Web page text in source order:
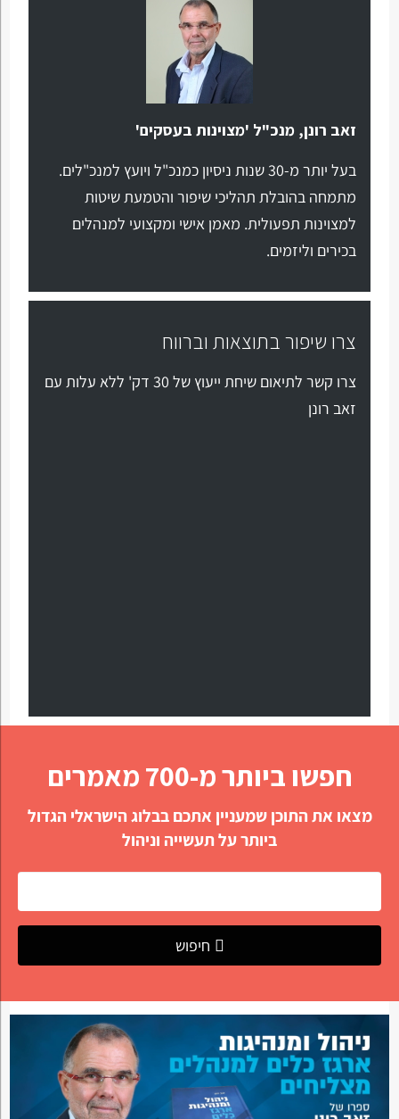
זאב רונן, מנכ"ל 'מצוינות בעסקים'
בעל יותר מ-30 שנות ניסיון כמנכ"ל ויועץ למנכ"לים.
מתמחה בהובלת תהליכי שיפור והטמעת שיטות
למצוינות תפעולית. מאמן אישי ומקצועי למנהלים
בכירים וליזמים.
צרו שיפור בתוצאות וברווח
צרו קשר לתיאום שיחת ייעוץ של 30 דק' ללא עלות עם
זאב רונן
חפשו ביותר מ-700 מאמרים
מצאו את התוכן שמעניין אתכם בבלוג הישראלי הגדול
ביותר על תעשייה וניהול
חיפוש